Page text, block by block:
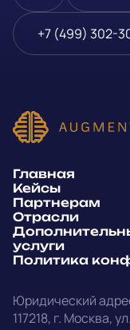
+7 (499) 302-
Юридический
117218, г. Москва,
Главная
Кейсы
Партнерам
Отрасли
услуги
Политика
Телефон*
E-mail
Telegram
E-mail
Напишите, какие
срочно нужны на